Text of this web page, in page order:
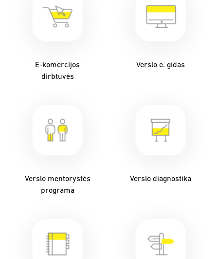
E-komercijos
dirbtuvės
Verslo e. gidas
Verslo mentorystės
programa
Verslo diagnostika